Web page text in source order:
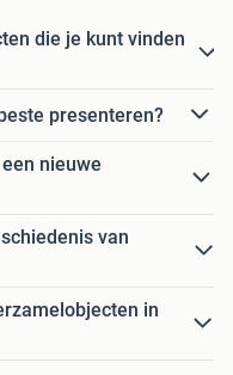
die je kunt vinden
presenteren?
nieuwe
van
in